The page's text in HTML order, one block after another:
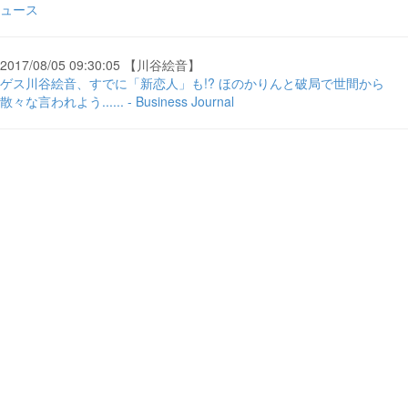
ュース
2017/08/05 09:30:05 【川谷絵音】
ゲス川谷絵音、すでに「新恋人」も!? ほのかりんと破局で世間から
散々な言われよう...... - Business Journal